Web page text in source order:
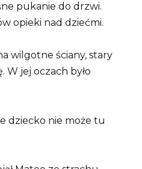
pukanie do drzwi.
opieki nad dziećmi.
wilgotne ściany, stary
W jej oczach było
dziecko nie może tu